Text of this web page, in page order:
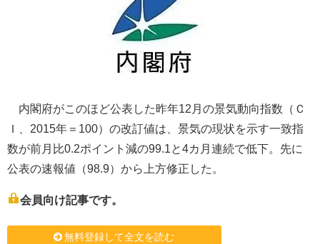
内閣府がこのほど公表した昨年12月の景気動向指数（Ｃ
Ｉ、2015年＝100）の改訂値は、景気の現状を示す一致指
数が前月比0.2ポイント減の99.1と4カ月連続で低下。先に
公表の速報値（98.9）から上方修正した。
会員向け記事です。
無料登録して全文を読む